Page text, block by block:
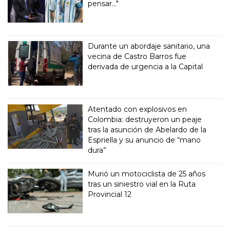
pensar..."
Durante un abordaje sanitario, una
vecina de Castro Barros fue
derivada de urgencia a la Capital
Atentado con explosivos en
Colombia: destruyeron un peaje
tras la asunción de Abelardo de la
Espriella y su anuncio de “mano
dura”
Murió un motociclista de 25 años
tras un siniestro vial en la Ruta
Provincial 12